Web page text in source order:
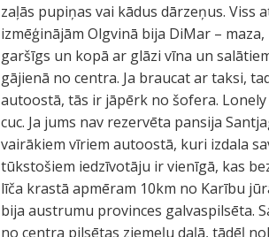
zaļās pupiņas vai kādus dārzeņus.
izmēģinājām Olgvinā bija DiMar –
garšīgs un kopā ar glāzi vīna un
gājienā no centra. Ja braucat ar taksi,
autoostā, tās ir jāpērk no šofera.
cuc. Ja jums nav rezervēta pansija
vairākiem vīriem autoostā, kuri izdala
tūkstošiem iedzīvotāju ir vienīgā, kas
līča krastā apmēram 10km no Karību
bija austrumu provinces galvaspilsēta.
no centra pilsētas ziemeļu daļā, tādēļ